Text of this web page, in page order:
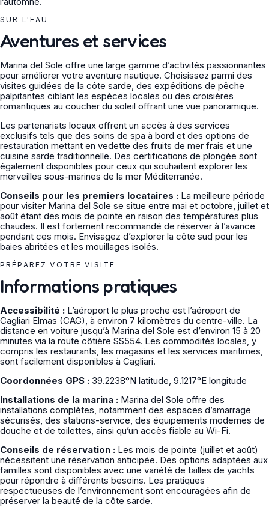
SUR L'EAU
Aventures et services
Marina del Sole offre une large gamme d’activités passionnantes
pour améliorer votre aventure nautique. Choisissez parmi des
visites guidées de la côte sarde, des expéditions de pêche
palpitantes ciblant les espèces locales ou des croisières
romantiques au coucher du soleil offrant une vue panoramique.
Les partenariats locaux offrent un accès à des services
exclusifs tels que des soins de spa à bord et des options de
restauration mettant en vedette des fruits de mer frais et une
cuisine sarde traditionnelle. Des certifications de plongée sont
également disponibles pour ceux qui souhaitent explorer les
merveilles sous-marines de la mer Méditerranée.
Conseils pour les premiers locataires : La meilleure période
pour visiter Marina del Sole se situe entre mai et octobre, juillet et
août étant des mois de pointe en raison des températures plus
chaudes. Il est fortement recommandé de réserver à l’avance
pendant ces mois. Envisagez d’explorer la côte sud pour les
baies abritées et les mouillages isolés.
PRÉPAREZ VOTRE VISITE
Informations pratiques
Accessibilité : L’aéroport le plus proche est l’aéroport de
Cagliari Elmas (CAG), à environ 7 kilomètres du centre-ville. La
distance en voiture jusqu’à Marina del Sole est d’environ 15 à 20
minutes via la route côtière SS554. Les commodités locales, y
compris les restaurants, les magasins et les services maritimes,
sont facilement disponibles à Cagliari.
Coordonnées GPS : 39.2238°N latitude, 9.1217°E longitude
Installations de la marina : Marina del Sole offre des
installations complètes, notamment des espaces d’amarrage
sécurisés, des stations-service, des équipements modernes de
douche et de toilettes, ainsi qu’un accès fiable au Wi-Fi.
Conseils de réservation : Les mois de pointe (juillet et août)
nécessitent une réservation anticipée. Des options adaptées aux
familles sont disponibles avec une variété de tailles de yachts
pour répondre à différents besoins. Les pratiques
respectueuses de l’environnement sont encouragées afin de
préserver la beauté de la côte sarde.